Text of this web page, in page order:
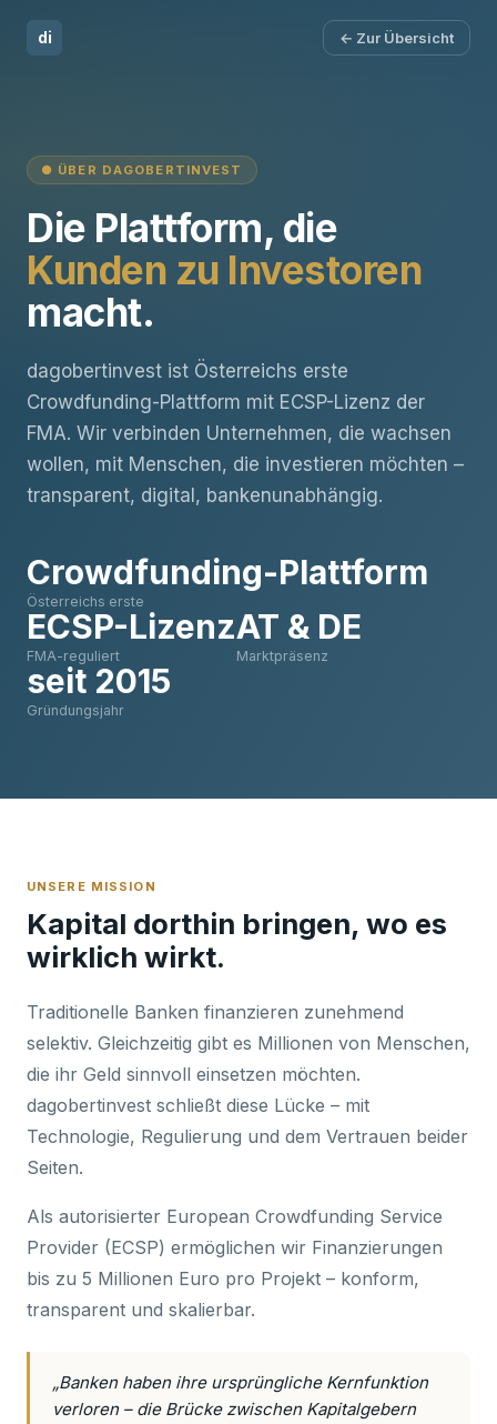
di ← Zur Übersicht
● ÜBER DAGOBERTINVEST
Die Plattform, die
Kunden zu Investoren
macht.
dagobertinvest ist Österreichs erste
Crowdfunding-Plattform mit ECSP-Lizenz der
FMA. Wir verbinden Unternehmen, die wachsen
wollen, mit Menschen, die investieren möchten –
transparent, digital, bankenunabhängig.
Crowdfunding-Plattform
Österreichs erste
ECSP-Lizenz
FMA-reguliert
AT & DE
Marktpräsenz
seit 2015
Gründungsjahr
UNSERE MISSION
Kapital dorthin bringen, wo es
wirklich wirkt.
Traditionelle Banken finanzieren zunehmend
selektiv. Gleichzeitig gibt es Millionen von Menschen,
die ihr Geld sinnvoll einsetzen möchten.
dagobertinvest schließt diese Lücke – mit
Technologie, Regulierung und dem Vertrauen beider
Seiten.
Als autorisierter European Crowdfunding Service
Provider (ECSP) ermöglichen wir Finanzierungen
bis zu 5 Millionen Euro pro Projekt – konform,
transparent und skalierbar.
„Banken haben ihre ursprüngliche Kernfunktion
verloren – die Brücke zwischen Kapitalgebern